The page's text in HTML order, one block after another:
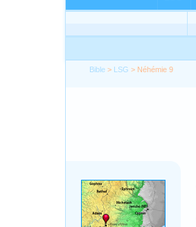
Bible > LSG > Néhémie 9